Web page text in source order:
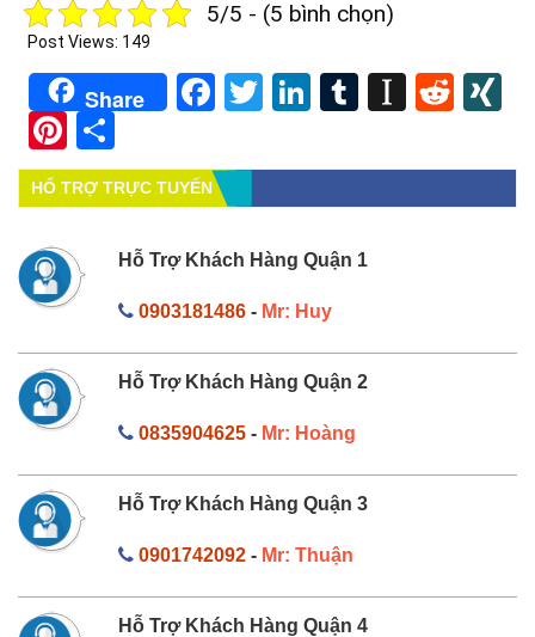
5/5 - (5 bình chọn)
Post Views: 149
Share Facebook
TwitterLinkedIn
Tumblr
Pinterest
HỔ TRỢ TRỰC TUYẾN
Hỗ Trợ Khách Hàng Quận 1
0903181486- Mr: Huy
Hỗ Trợ Khách Hàng Quận 2
0835904625- Mr: Hoàng
Hỗ Trợ Khách Hàng Quận 3
0901742092- Mr: Thuận
Hỗ Trợ Khách Hàng Quận 4